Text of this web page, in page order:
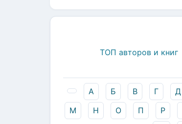
ТОП авторов и книг
А Б В Г Д
М
Н О П Р